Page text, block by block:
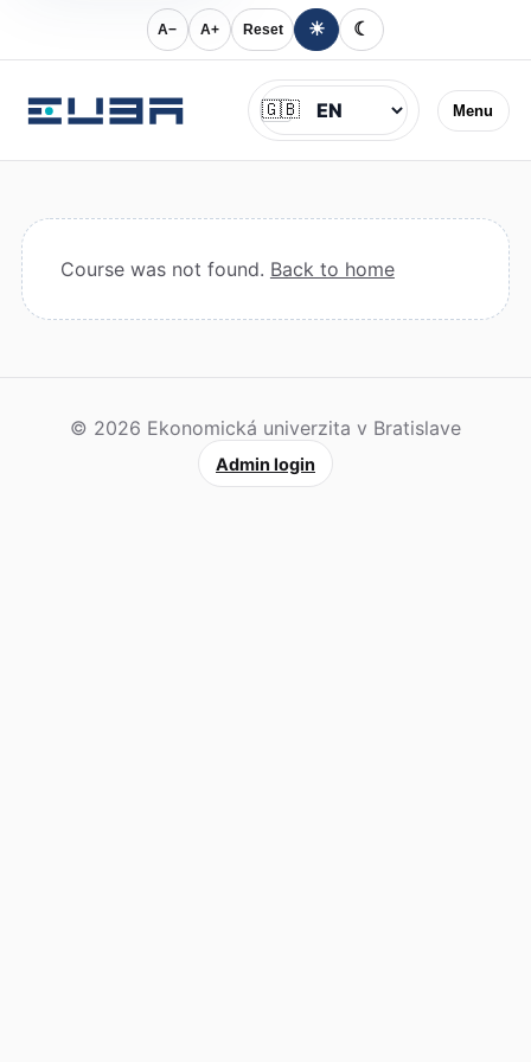
A− A+ Reset ☀ ☾
Menu
Jazyk
🇬🇧
Course was not found. Back to home
© 2026 Ekonomická univerzita v Bratislave
Admin login